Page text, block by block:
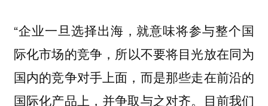
“企业一旦选择出海，就意味将参与整个国
际化市场的竞争， 所以不要将目光放在同为
国内的竞争对手上面，而是那些走在前沿的
国际化产品上，并争取与之对齐。
目前我们